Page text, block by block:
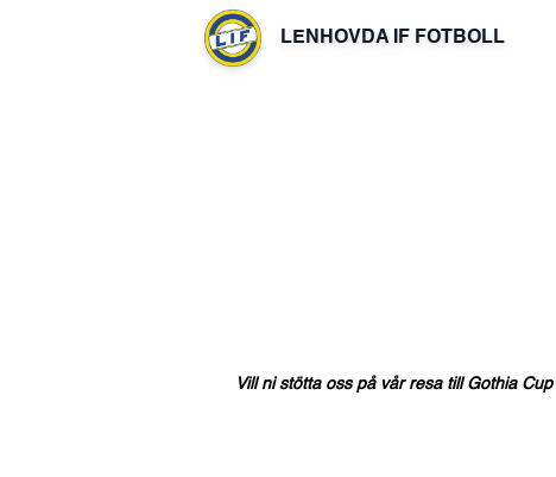
LENHOVDA IF FOTBOLL
Vill ni stötta oss på vår resa till Gothia Cup